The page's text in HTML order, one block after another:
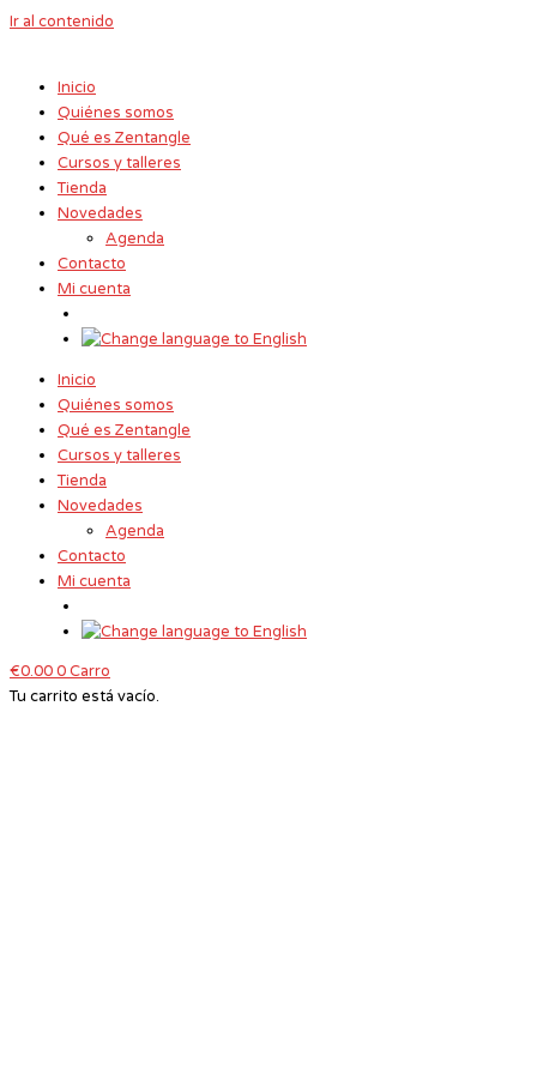
Ir al contenido
Inicio
Quiénes somos
Qué es Zentangle
Cursos y talleres
Tienda
Novedades
Agenda
Contacto
Mi cuenta
Inicio
Quiénes somos
Qué es Zentangle
Cursos y talleres
Tienda
Novedades
Agenda
Contacto
Mi cuenta
€0.000Carro
Tu carrito está vacío.